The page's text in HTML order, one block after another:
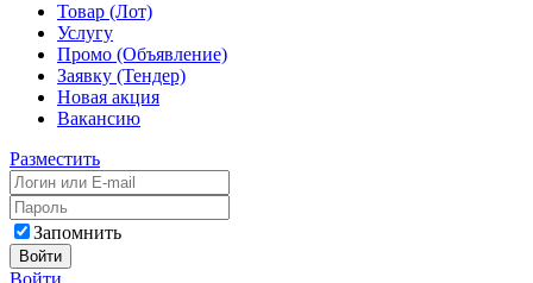
Товар (Лот)
Услугу
Промо (Объявление)
Заявку (Тендер)
Новая акция
Вакансию
Разместить
Запомнить
Войти
Войти